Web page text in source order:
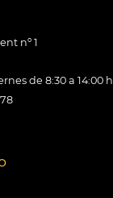
nº 1
de 8:30 a 14:00